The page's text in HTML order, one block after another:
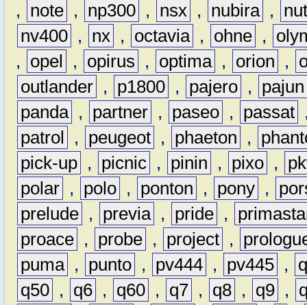
,
note , np300 , nsx , nubira ,
nv400 , nx , octavia , ohne ,
,
opel , opirus , optima , orion ,
outlander , p1800 , pajero ,
pajun
panda , partner , paseo , passat
patrol
, peugeot , phaeton ,
pick-up , picnic , pinin , pixo ,
polar , polo , ponton , pony ,
prelude , previa , pride ,
proace , probe , project ,
puma , punto , pv444 , pv445 ,
q50 , q6 , q60 , q7 , q8 , q9 ,